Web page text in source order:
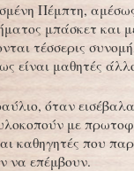
Πέμπτη,
μπάσκετ και
τέσσερις
είναι μαθητές
όταν
με
καθηγητές που
να επέμβουν.